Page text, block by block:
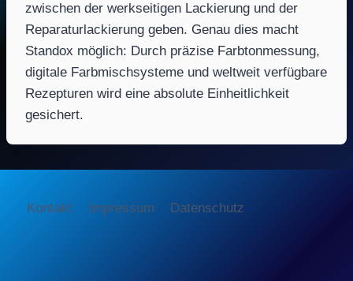
zwischen der werkseitigen Lackierung und der
Reparaturlackierung geben. Genau dies macht
Standox möglich: Durch präzise Farbtonmessung,
digitale Farbmischsysteme und weltweit verfügbare
Rezepturen wird eine absolute Einheitlichkeit
gesichert.
Kontakt Impressum Datenschutz